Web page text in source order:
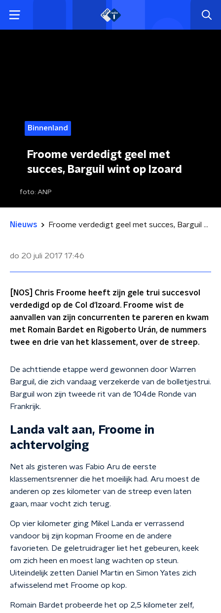
Binnenland
Froome verdedigt geel met
succes, Barguil wint op Izoard
foto: ANP
Nieuws Froome verdedigt geel met succes, Barguil wint op Izoard
do 20 juli 2017 17:46
[NOS] Chris Froome heeft zijn gele trui succesvol
verdedigd op de Col d'Izoard. Froome wist de
aanvallen van zijn concurrenten te pareren en kwam
met Romain Bardet en Rigoberto Urán, de nummers
twee en drie van het klassement, over de streep.
De achttiende etappe werd gewonnen door Warren
Barguil, die zich vandaag verzekerde van de bolletjestrui.
Barguil won zijn tweede rit van de 104de Ronde van
Frankrijk.
Landa valt aan, Froome in
achtervolging
Net als gisteren was Fabio Aru de eerste
klassementsrenner die het moeilijk had. Aru moest de
anderen op zes kilometer van de streep even laten
gaan, maar vocht zich terug.
Op vier kilometer ging Mikel Landa er verrassend
vandoor bij zijn kopman Froome en de andere
favorieten. De geletruidrager liet het gebeuren, keek
om zich heen en moest lang wachten op steun.
Uiteindelijk zetten Daniel Martin en Simon Yates zich
afwisselend met Froome op kop.
Romain Bardet probeerde het op 2,5 kilometer zelf,